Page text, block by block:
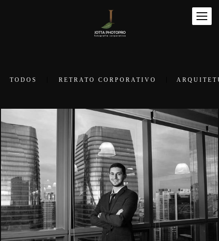
TODOS RETRATO CORPORATIVO